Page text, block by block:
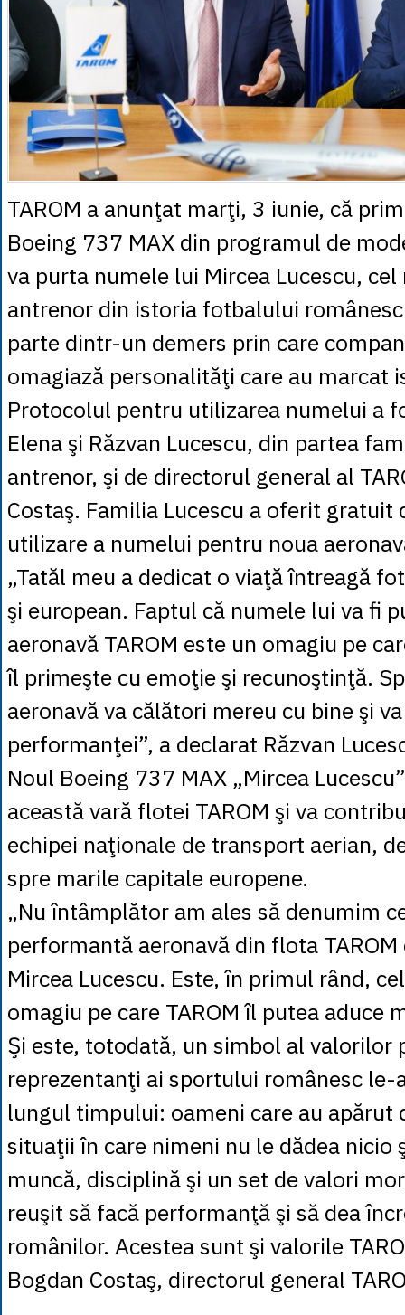
TAROM a anunţat marţi, 3 iunie, că
Boeing 737 MAX din programul de
va purta numele lui Mircea Lucescu,
antrenor din istoria fotbalului
parte dintr-un demers prin care
omagiază personalităţi care au marcat
Protocolul pentru utilizarea numelui a
Elena şi Răzvan Lucescu, din partea
antrenor, şi de directorul general al
Costaş. Familia Lucescu a oferit gratuit
utilizare a numelui pentru noua
„Tatăl meu a dedicat o viaţă întreagă
şi european. Faptul că numele lui va fi
aeronavă TAROM este un omagiu pe
îl primeşte cu emoţie şi recunoştinţă.
aeronavă va călători mereu cu bine şi
performanţei”, a declarat Răzvan
Noul Boeing 737 MAX „Mircea
această vară flotei TAROM şi va
echipei naţionale de transport aerian,
spre marile capitale europene.
„Nu întâmplător am ales să denumim
performantă aeronavă din flota
Mircea Lucescu. Este, în primul rând,
omagiu pe care TAROM îl putea aduce
Şi este, totodată, un simbol al valorilor
reprezentanţi ai sportului românesc
lungul timpului: oameni care au apărut
situaţii în care nimeni nu le dădea nicio
muncă, disciplină şi un set de valori
reuşit să facă performanţă şi să dea
românilor. Acestea sunt şi valorile
Bogdan Costaş, directorul general